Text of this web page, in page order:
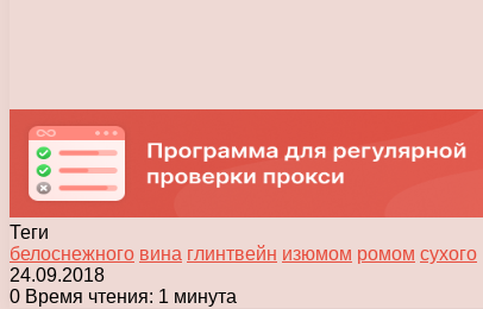
Теги
белоснежного вина глинтвейн изюмом ромом сухого
24.09.2018
0 Время чтения: 1 минута